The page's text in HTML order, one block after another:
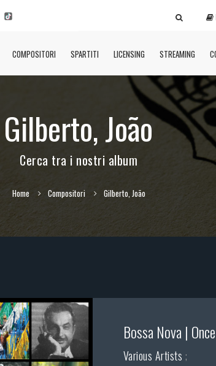
COMPOSITORI SPARTITI LICENSING STREAMING
Gilberto, João
Cerca tra i nostri album
Home Compositori Gilberto, João
Bossa Nova |
Various Artists ;